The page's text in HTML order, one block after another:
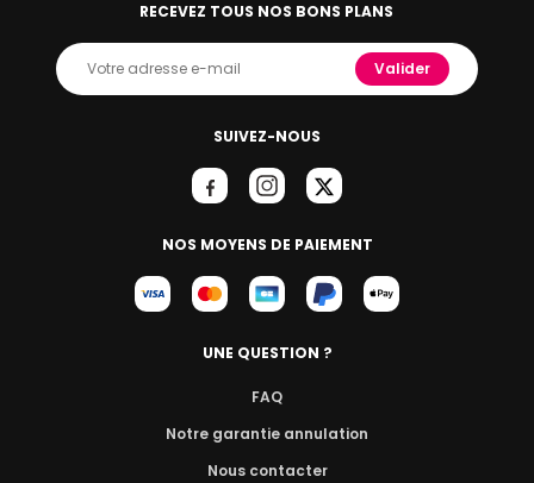
SUIVEZ-NOUS
NOS MOYENS DE PAIEMENT
RECEVEZ TOUS NOS BONS PLANS
Valider
UNE QUESTION ?
FAQ
Notre garantie annulation
Nous contacter